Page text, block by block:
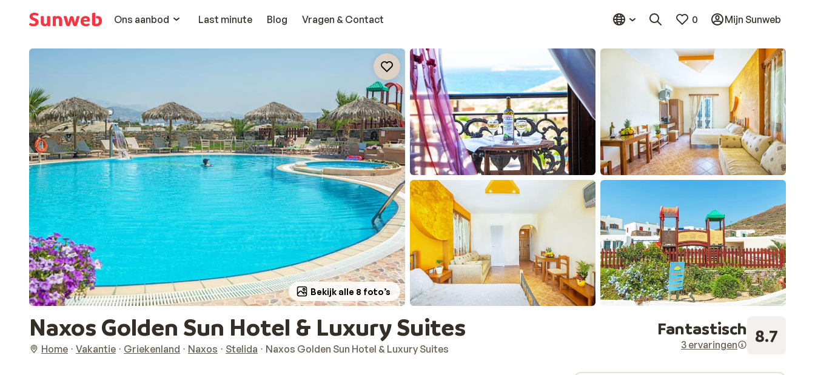
Ons aanbod
Last minute Blog Vragen & Contact 0 Mijn Sunweb
Bekijk alle 8 foto’s
Naxos Golden Sun Hotel & Luxury Suites
Home Vakantie Griekenland Naxos Stelida Naxos Golden Sun Hotel & Luxury Suites
Fantastisch
3 ervaringen 8.7